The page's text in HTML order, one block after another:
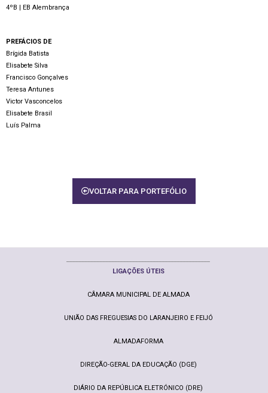
4ºB | EB Alembrança
PREFÁCIOS DE
Brígida Batista
Elisabete Silva
Francisco Gonçalves
Teresa Antunes
Victor Vasconcelos
Elisabete Brasil
Luís Palma
VOLTAR PARA PORTEFÓLIO
LIGAÇÕES ÚTEIS
CÂMARA MUNICIPAL DE ALMADA
UNIÃO DAS FREGUESIAS DO LARANJEIRO E FEIJÓ
ALMADAFORMA
DIREÇÃO-GERAL DA EDUCAÇÃO (DGE)
DIÁRIO DA REPÚBLICA ELETRÓNICO (DRE)